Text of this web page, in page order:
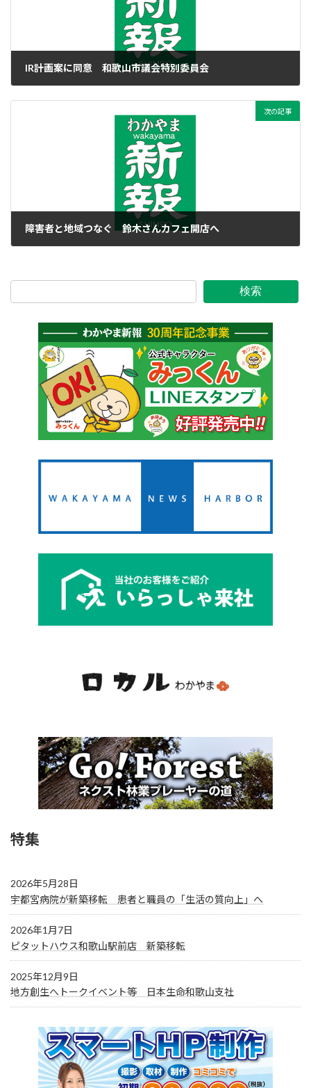
IR計画案に同意 和歌山市議会特別委員会
次の記事
障害者と地域つなぐ 鈴木さんカフェ開店へ
検索
特集
2026年5月28日
宇都宮病院が新築移転 患者と職員の「生活の質向上」へ
2026年1月7日
ピタットハウス和歌山駅前店 新築移転
2025年12月9日
地方創生へトークイベント等 日本生命和歌山支社